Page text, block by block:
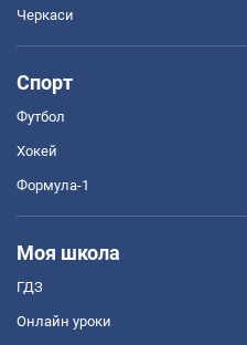
Черкаси
Спорт
Футбол
Хокей
Формула-1
Моя школа
ГДЗ
Онлайн уроки